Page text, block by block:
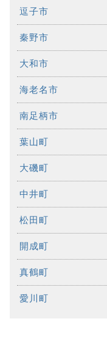
逗子市
秦野市
大和市
海老名市
南足柄市
葉山町
大磯町
中井町
松田町
開成町
真鶴町
愛川町